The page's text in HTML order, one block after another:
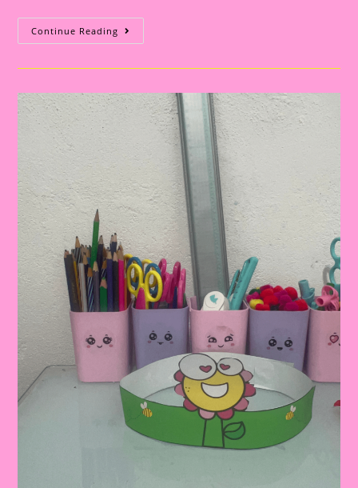
Continue Reading ATIVIDADE
INTERATIVA
O
PARA
EDUCAÇÃO
INFANTIL